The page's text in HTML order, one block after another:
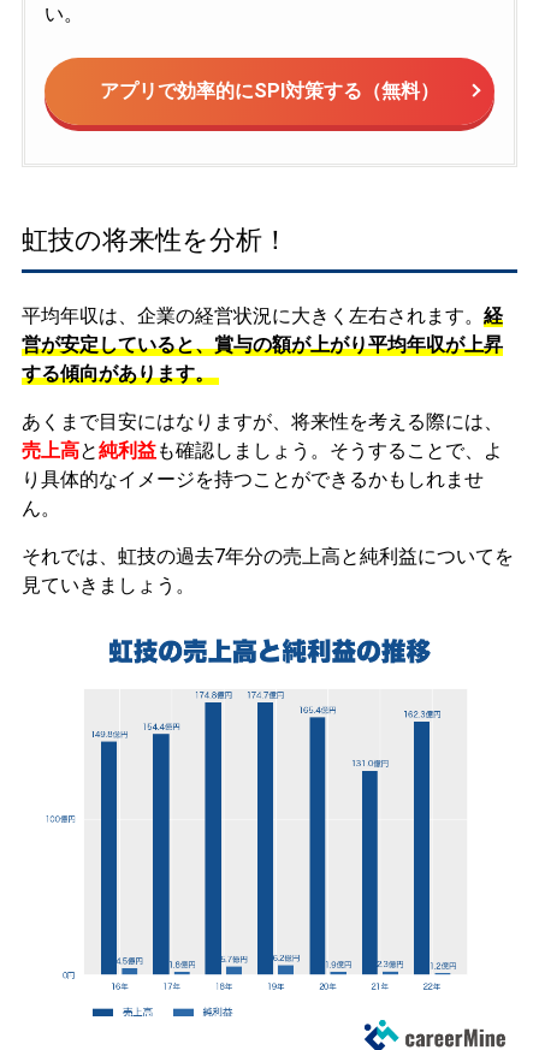
い。
アプリで効率的にSPI対策する（無料）
虹技の将来性を分析！
平均年収は、企業の経営状況に大きく左右されます。 経
営が安定していると、賞与の額が上がり平均年収が上昇
する傾向があります。
あくまで目安にはなりますが、将来性を考える際には、
売上高と純利益も確認しましょう。そうすることで、よ
り具体的なイメージを持つことができるかもしれませ
ん。
それでは、虹技の過去7年分の売上高と純利益についてを
見ていきましょう。